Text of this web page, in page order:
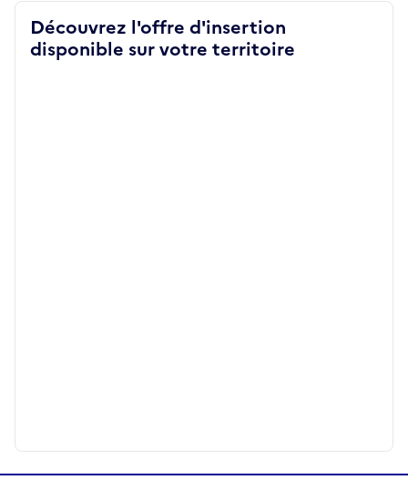
Découvrez l'offre d'insertion
disponible sur votre territoire